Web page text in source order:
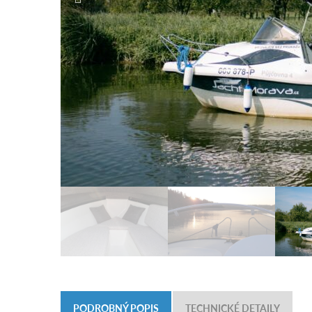
PODROBNÝ POPIS TECHNICKÉ DETAILY